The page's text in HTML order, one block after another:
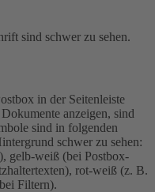
sind schwer zu sehen.
in der Seitenleiste
anzeigen, sind
sind in folgenden
schwer zu sehen:
gelb-weiß (bei Postbox-
rot-weiß (z. B.
Filtern).